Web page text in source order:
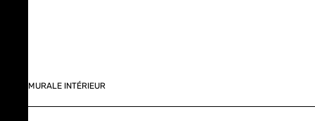
MURALE INTÉRIEUR